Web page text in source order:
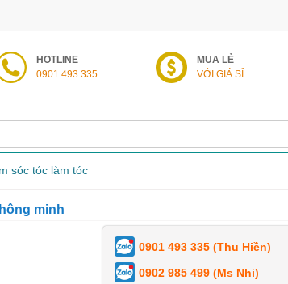
HOTLINE
0901 493 335
MUA LẺ
VỚI GIÁ SỈ
sóc tóc làm tóc
minh
0901 493 335 (Thu Hiền)
0902 985 499 (Ms Nhi)